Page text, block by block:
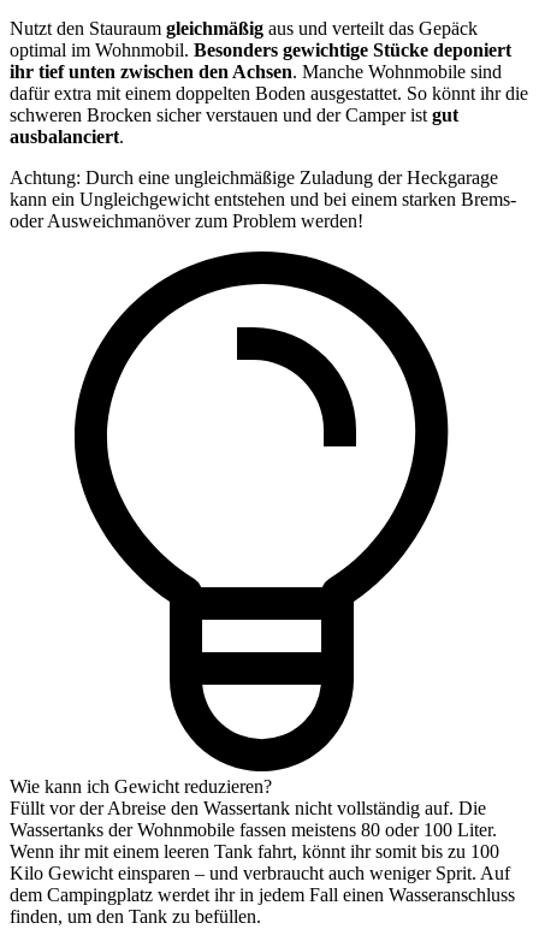
Nutzt den Stauraum gleichmäßig aus und verteilt das Gepäck
optimal im Wohnmobil. Besonders gewichtige Stücke deponiert
ihr tief unten zwischen den Achsen. Manche Wohnmobile sind
dafür extra mit einem doppelten Boden ausgestattet. So könnt ihr die
schweren Brocken sicher verstauen und der Camper ist gut
ausbalanciert.
Achtung: Durch eine ungleichmäßige Zuladung der Heckgarage
kann ein Ungleichgewicht entstehen und bei einem starken Brems-
oder Ausweichmanöver zum Problem werden!
Wie kann ich Gewicht reduzieren?
Füllt vor der Abreise den Wassertank nicht vollständig auf. Die
Wassertanks der Wohnmobile fassen meistens 80 oder 100 Liter.
Wenn ihr mit einem leeren Tank fahrt, könnt ihr somit bis zu 100
Kilo Gewicht einsparen – und verbraucht auch weniger Sprit. Auf
dem Campingplatz werdet ihr in jedem Fall einen Wasseranschluss
finden, um den Tank zu befüllen.